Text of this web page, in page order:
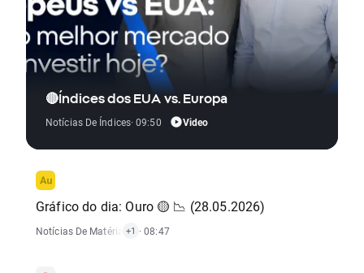
🔴Índices dos EUA vs. Europa
Notícias De Índices· 09:50 Video
Gráfico do dia: Ouro 🟡 📉 (28.05.2026)
Notícias De Matérias-Primas
+1 · 08:47